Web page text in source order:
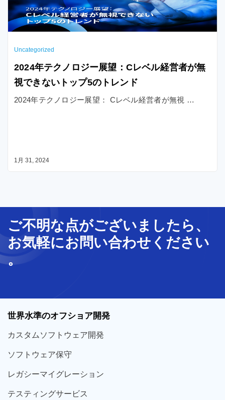
、Webレスポンシブの概念やレスポンシブWebデザイン
の作り方について解説します。
Uncategorized
2024年テクノロジー展望：Cレベル経営者が無
視できないトップ5のトレンド
2024年テクノロジー展望： Cレベル経営者が無視 …
1月 31, 2024
ご不明な点がございましたら、
お気軽にお問い合わせ ください
。
世界水準のオフショア開発
カスタム ソフトウェア開発
ソフト ウェア保守
レガシーマイグレーション
テスティングサービス